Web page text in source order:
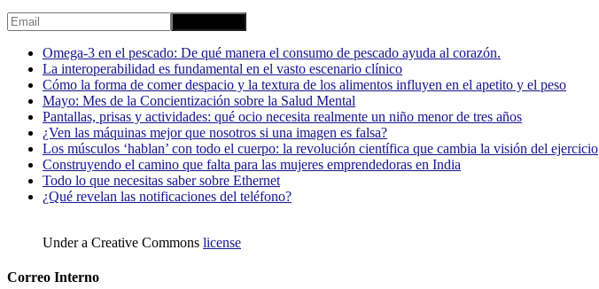
Omega-3 en el pescado: De qué manera el consumo de pescado ayuda al corazón.
La interoperabilidad es fundamental en el vasto escenario clínico
Cómo la forma de comer despacio y la textura de los alimentos influyen en el apetito y el peso
Mayo: Mes de la Concientización sobre la Salud Mental
Pantallas, prisas y actividades: qué ocio necesita realmente un niño menor de tres años
¿Ven las máquinas mejor que nosotros si una imagen es falsa?
Los músculos ‘hablan’ con todo el cuerpo: la revolución científica que cambia la visión del ejercicio
Construyendo el camino que falta para las mujeres emprendedoras en India
Todo lo que necesitas saber sobre Ethernet
¿Qué revelan las notificaciones del teléfono?
Under a Creative Commons license
Correo Interno